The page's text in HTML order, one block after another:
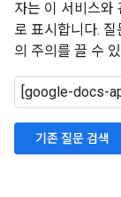
자는 이 서비스와
로 표시합니다.
의 주의를 끌 수
기존 질문 검색